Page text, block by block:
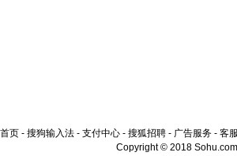
页 - 搜狗输入法 - 支付中心 - 搜狐招聘 - 广告服务 - 客
Copyright © 2018